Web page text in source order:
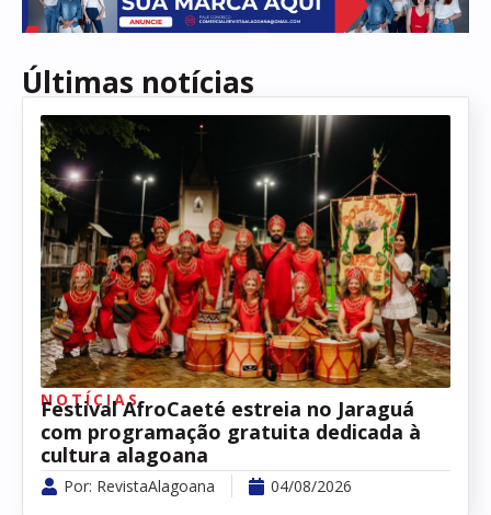
Últimas notícias
NOTÍCIAS
Festival AfroCaeté estreia no Jaraguá
com programação gratuita dedicada à
cultura alagoana
Por: RevistaAlagoana 04/08/2026